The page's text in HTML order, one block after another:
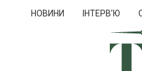
НОВИНИ ІНТЕРВ’Ю